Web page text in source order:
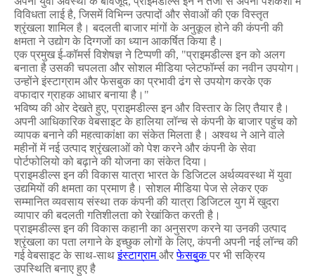
विविधता लाई है, जिसमें विभिन्न उत्पादों और सेवाओं की एक विस्तृत
श्रृंखला शामिल है। बदलती बाजार मांगों के अनुकूल होने की कंपनी की
क्षमता ने उद्योग के दिग्गजों का ध्यान आकर्षित किया है।
एक प्रमुख ई-कॉमर्स विशेषज्ञ ने टिप्पणी की, "प्राइमडील्स इन को अलग
बनाता है उसकी चपलता और सोशल मीडिया प्लेटफॉर्म्स का नवीन उपयोग।
उन्होंने इंस्टाग्राम और फेसबुक का प्रभावी ढंग से उपयोग करके एक
वफादार ग्राहक आधार बनाया है।"
भविष्य की ओर देखते हुए, प्राइमडील्स इन और विस्तार के लिए तैयार है।
अपनी आधिकारिक वेबसाइट के हालिया लॉन्च से कंपनी के बाजार पहुंच को
व्यापक बनाने की महत्वाकांक्षा का संकेत मिलता है। अश्वथ ने आने वाले
महीनों में नई उत्पाद श्रृंखलाओं को पेश करने और कंपनी के सेवा
पोर्टफोलियो को बढ़ाने की योजना का संकेत दिया।
प्राइमडील्स इन की विकास यात्रा भारत के डिजिटल अर्थव्यवस्था में युवा
उद्यमियों की क्षमता का प्रमाण है। सोशल मीडिया पेज से लेकर एक
सम्मानित व्यवसाय संस्था तक कंपनी की यात्रा डिजिटल युग में खुदरा
व्यापार की बदलती गतिशीलता को रेखांकित करती है।
प्राइमडील्स इन की विकास कहानी का अनुसरण करने या उनकी उत्पाद
श्रृंखला का पता लगाने के इच्छुक लोगों के लिए, कंपनी अपनी नई लॉन्च की
गई वेबसाइट के साथ-साथ इंस्टाग्राम और फेसबुक पर भी सक्रिय
उपस्थिति बनाए हुए है